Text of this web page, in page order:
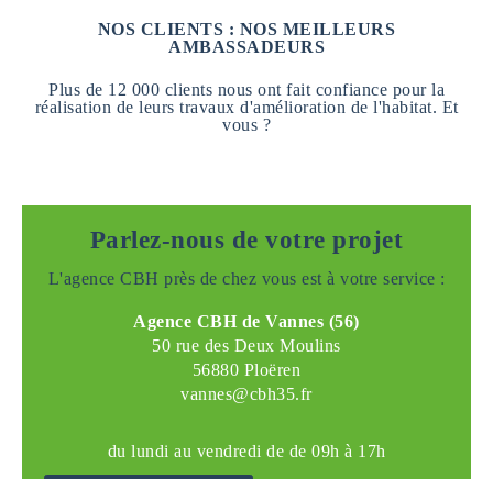
NOS CLIENTS : NOS MEILLEURS
AMBASSADEURS
Plus de 12 000 clients nous ont fait confiance pour la
réalisation de leurs travaux d'amélioration de l'habitat. Et
vous ?
Parlez-nous de votre projet
L'agence CBH près de chez vous est à votre service :
Agence CBH de Vannes (56)
50 rue des Deux Moulins
56880 Ploëren
vannes@cbh35.fr
du lundi au vendredi de de 09h à 17h